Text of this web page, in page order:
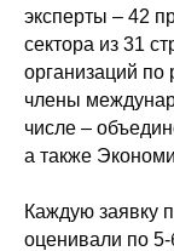
эксперты – 42
сектора из 31
организаций
члены
числе –
а также
Каждую заявку
оценивали по